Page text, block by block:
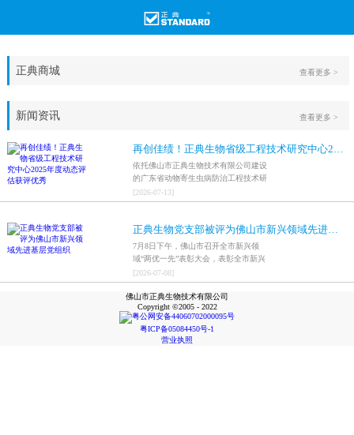
正典商城 查看更多 >
新闻资讯
再创佳绩！正典生物省级工程技术研究中心2025年度动态评估获评优秀
依托佛山市正典生物技术有限公司建设
的广东省动物寄生虫病防治工程技术研
究中心，在全省参评科研平台中综合表
现突出，成功获评最高评价等级“优
[2026-07-13]
正典生物党支部被评为佛山市新兴领域先进基层党组织
7月8日下午，佛山市召开全市新兴领
域“两优一先”表彰大会，表彰全市新兴
领域优秀共产党员、优秀党务工作者和
先进基层党组织，中共佛山市正典生物
技术有限公司支部委员会被评为佛山市
新兴领域先进基层党组织。
[2026-07-08]
查看更多 >
佛山市正典生物技术有限公司
Copyright ©2005 - 2022
粤公网安备44060702000095号
粤ICP备05084450号-1
营业执照